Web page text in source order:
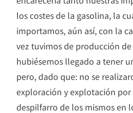
los costes de la gasolina, la
importamos, aún así, con la
vez tuvimos de producción
hubiésemos llegado a tener
pero, dado que: no se
exploración y explotación
despilfarro de los mismos en